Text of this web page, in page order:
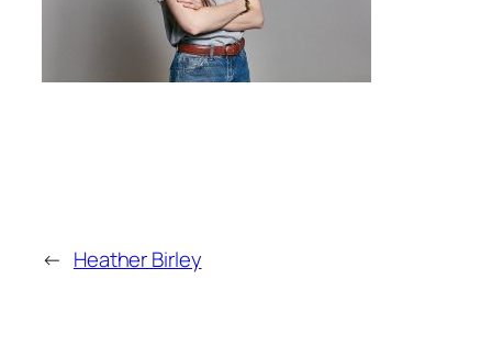
← Heather Birley